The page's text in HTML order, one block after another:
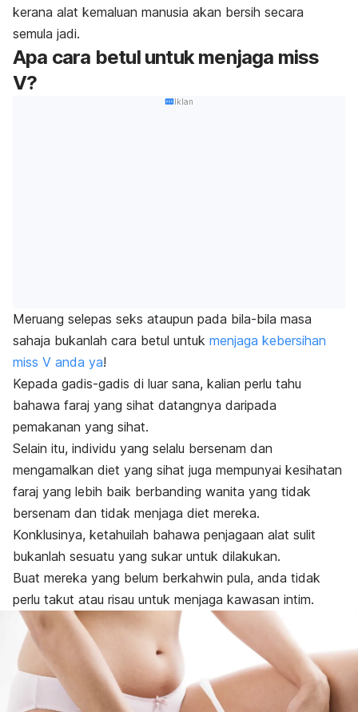
kerana alat kemaluan manusia akan bersih secara
semula jadi.
Apa cara betul untuk menjaga miss
V?
Iklan
Meruang selepas seks ataupun pada bila-bila masa
sahaja bukanlah cara betul untuk menjaga kebersihan
miss V anda ya!
Kepada gadis-gadis di luar sana, kalian perlu tahu
bahawa faraj yang sihat datangnya daripada
pemakanan yang sihat.
Selain itu, individu yang selalu bersenam dan
mengamalkan diet yang sihat juga mempunyai kesihatan
faraj yang lebih baik berbanding wanita yang tidak
bersenam dan tidak menjaga diet mereka.
Konklusinya, ketahuilah bahawa penjagaan alat sulit
bukanlah sesuatu yang sukar untuk dilakukan.
Buat mereka yang belum berkahwin pula, anda tidak
perlu takut atau risau untuk menjaga kawasan intim.